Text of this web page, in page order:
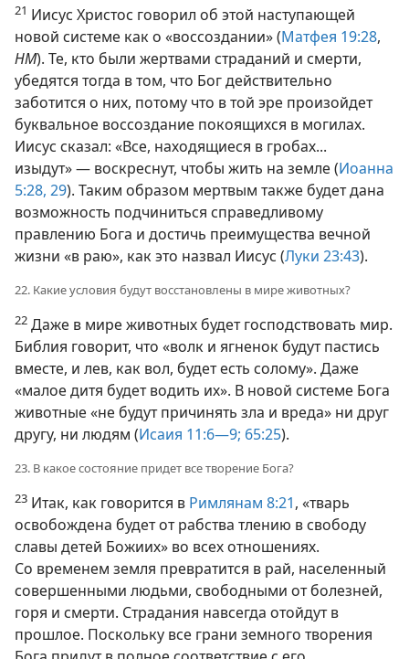
21 Иисус Христос говорил об этой наступающей
новой системе как о «воссоздании» (Матфея 19:28,
НМ). Те, кто были жертвами страданий и смерти,
убедятся тогда в том, что Бог действительно
заботится о них, потому что в той эре произойдет
буквальное воссоздание покоящихся в могилах.
Иисус сказал: «Все, находящиеся в гробах...
изыдут» — воскреснут, чтобы жить на земле (Иоанна
5:28, 29). Таким образом мертвым также будет дана
возможность подчиниться справедливому
правлению Бога и достичь преимущества вечной
жизни «в раю», как это назвал Иисус (Луки 23:43).
22. Какие условия будут восстановлены в мире животных?
22 Даже в мире животных будет господствовать мир.
Библия говорит, что «волк и ягненок будут пастись
вместе, и лев, как вол, будет есть солому». Даже
«малое дитя будет водить их». В новой системе Бога
животные «не будут причинять зла и вреда» ни друг
другу, ни людям (Исаия 11:6—9; 65:25).
23. В какое состояние придет все творение Бога?
23 Итак, как говорится в Римлянам 8:21, «тварь
освобождена будет от рабства тлению в свободу
славы детей Божиих» во всех отношениях.
Со временем земля превратится в рай, населенный
совершенными людьми, свободными от болезней,
горя и смерти. Страдания навсегда отойдут в
прошлое. Поскольку все грани земного творения